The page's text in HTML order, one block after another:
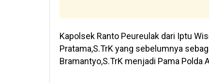
Kapolsek Ranto Peureulak dari Iptu
Pratama,S.TrK yang sebelumnya
Bramantyo,S.TrK menjadi Pama